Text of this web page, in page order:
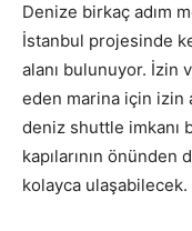
Denize birkaç adım
İstanbul projesinde
alanı bulunuyor. İzin
eden marina için izin
deniz shuttle imkanı
kapılarının
kolayca ulaşabilecek.